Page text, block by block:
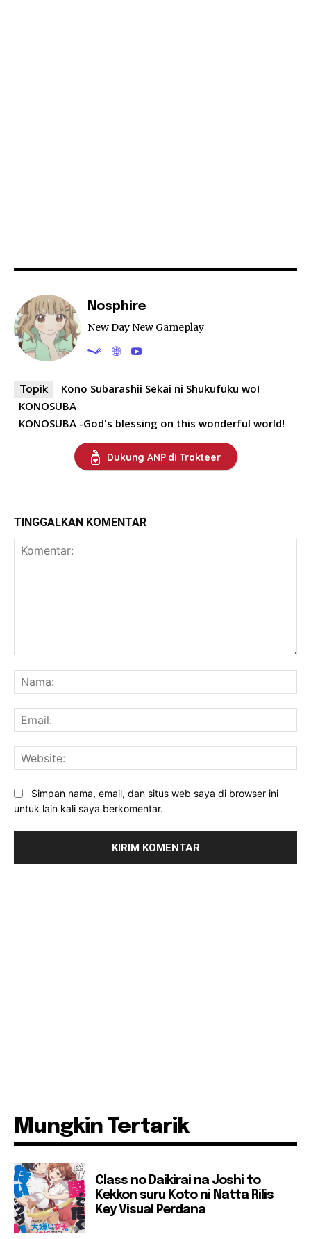
Nosphire
New Day New Gameplay
Topik
Kono Subarashii Sekai ni Shukufuku wo!
KONOSUBA
KONOSUBA -God's blessing on this wonderful world!
Dukung ANP di Trakteer
TINGGALKAN KOMENTAR
Simpan nama, email, dan situs web saya di browser ini
untuk lain kali saya berkomentar.
Mungkin Tertarik
Class no Daikirai na Joshi to
Kekkon suru Koto ni Natta Rilis
Key Visual Perdana